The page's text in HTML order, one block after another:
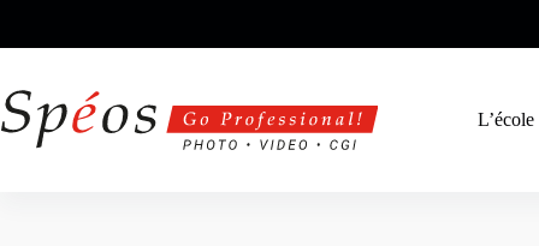
contenu
L’école